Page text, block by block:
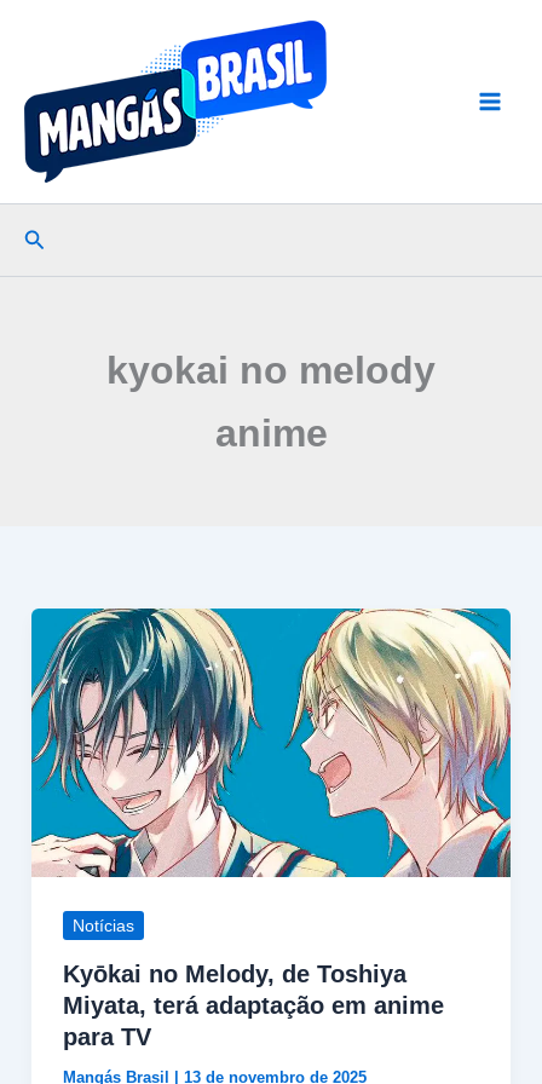
conteúdo
Pesquisar
kyokai no melody
anime
Notícias
Kyōkai no Melody, de Toshiya
Miyata, terá adaptação em anime
para TV
Mangás Brasil 13 de novembro de 2025